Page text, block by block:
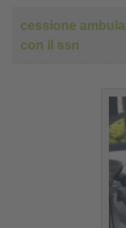
cessione
con il ssn